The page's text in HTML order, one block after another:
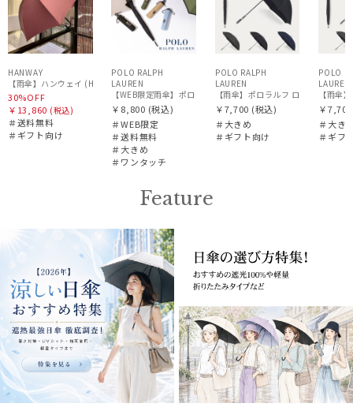
HANWAY
【雨傘】ハンウェイ (HANWAY) 日本製
30%OFF
￥13,860 (税込)
＃送料無料
＃ギフト向け
POLO RALPH
LAUREN
【WEB限定雨傘】ポロ ラルフ ローレン（POLO RALPH
￥8,800 (税込)
＃WEB限定
＃送料無料
＃大きめ
＃ワンタッチ
POLO RALPH
LAUREN
【雨傘】ポロラルフ ローレン
￥7,700 (税込)
＃大きめ
＃ギフト向け
POLO
LAUREN
【雨傘
￥7,700
＃大き
＃ギフ
Feature